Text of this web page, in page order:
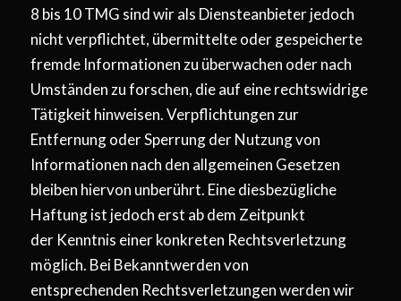
8 bis 10 TMG sind wir als Diensteanbieter jedoch
nicht verpflichtet, übermittelte oder gespeicherte
fremde Informationen zu überwachen oder nach
Umständen zu forschen, die auf eine rechtswidrige
Tätigkeit hinweisen. Verpflichtungen zur
Entfernung oder Sperrung der Nutzung von
Informationen nach den allgemeinen Gesetzen
bleiben hiervon unberührt. Eine diesbezügliche
Haftung ist jedoch erst ab dem Zeitpunkt
der Kenntnis einer konkreten Rechtsverletzung
möglich. Bei Bekanntwerden von
entsprechenden Rechtsverletzungen werden wir